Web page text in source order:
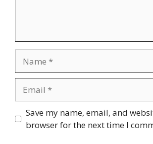
Website
Save my name, email, and
browser for the next time I